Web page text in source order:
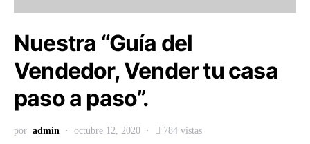
Nuestra “Guía del
Vendedor, Vender tu casa
paso a paso”.
por admin octubre 12, 2020 784 vistas